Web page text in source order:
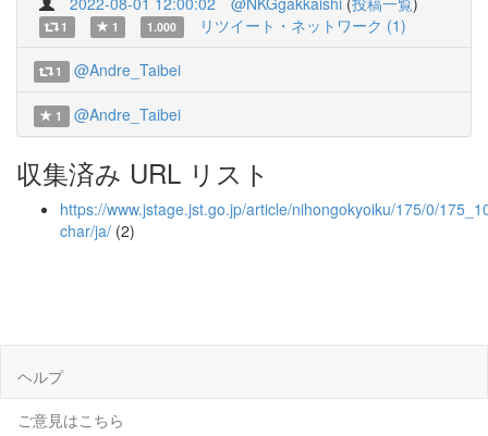
1 1 1.000 リツイート・ネットワーク (1)
1 @Andre_Taibei
1 @Andre_Taibei
収集済み URL リスト
https://www.jstage.jst.go.jp/article/nihongokyoiku/175/0/
char/ja/ (2)
ヘルプ
ご意見はこちら